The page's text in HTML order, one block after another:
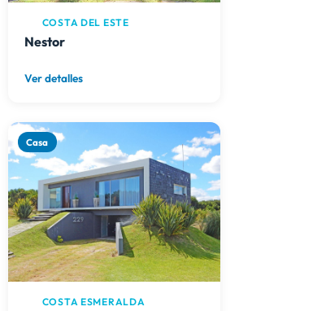
COSTA DEL ESTE
Nestor
Ver detalles
Casa
COSTA ESMERALDA